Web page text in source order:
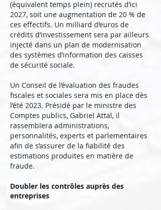
(équivalent temps plein) recrutés d’ici
2027, soit une augmentation de 20 % de
ces effectifs. Un milliard d’euros de
crédits d’investissement sera par ailleurs
injecté dans un plan de modernisation
des systèmes d’information des caisses
de sécurité sociale.
Un Conseil de l’évaluation des fraudes
fiscales et sociales sera mis en place dès
l’été 2023. Présidé par le ministre des
Comptes publics, Gabriel Attal, il
rassemblera administrations,
personnalités, experts et parlementaires
afin de s’assurer de la fiabilité des
estimations produites en matière de
fraude.
Doubler les contrôles auprès des
entreprises